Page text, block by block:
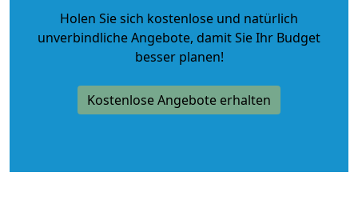
Holen Sie sich kostenlose und natürlich
unverbindliche Angebote, damit Sie Ihr Budget
besser planen!
Kostenlose Angebote erhalten